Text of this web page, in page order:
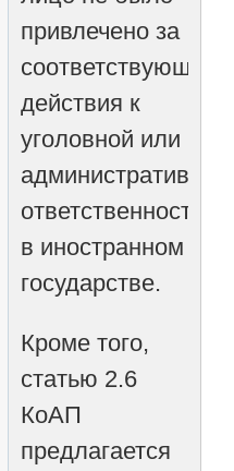
привлечено за
соответствующие
действия к
уголовной или
административной
ответственности
в иностранном
государстве.
Кроме того,
статью 2.6
КоАП
предлагается